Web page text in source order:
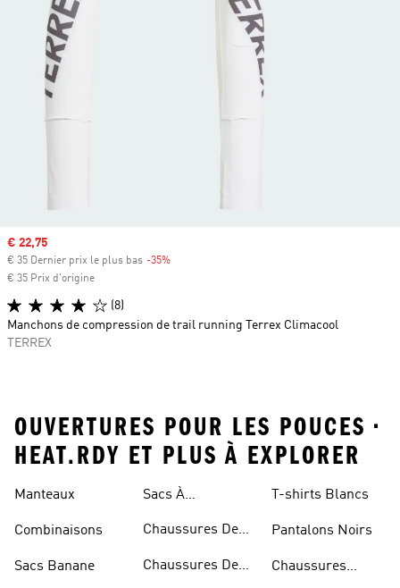
Prix soldé
€ 22,75
€ 35 Dernier prix le plus bas -35%
€ 35 Prix d'origine
(8)
Manchons de compression de trail running Terrex Climacool
TERREX
OUVERTURES POUR LES POUCES •
HEAT.RDY ET PLUS À EXPLORER
Manteaux
Combinaisons
Sacs Banane
Sacs À
Chaussures De
Chaussures De
T-shirts Blancs
Pantalons Noirs
Chaussures